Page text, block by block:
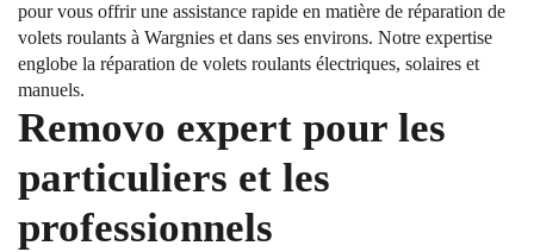
pour vous offrir une assistance rapide en matière de réparation de
volets roulants à Wargnies et dans ses environs. Notre expertise
englobe la réparation de volets roulants électriques, solaires et
manuels.
Removo expert pour les
particuliers et les
professionnels